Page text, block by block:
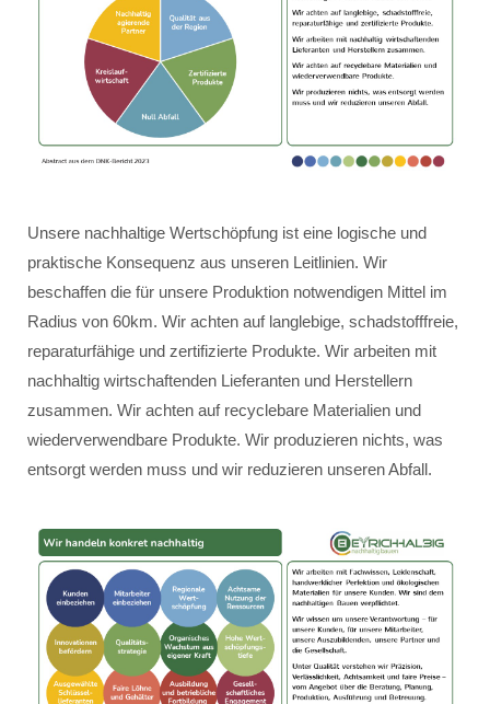
Unsere nachhaltige Wertschöpfung ist eine logische und
praktische Konsequenz aus unseren Leitlinien. Wir
beschaffen die für unsere Produktion notwendigen Mittel im
Radius von 60km. Wir achten auf langlebige, schadstofffreie,
reparaturfähige und zertifizierte Produkte. Wir arbeiten mit
nachhaltig wirtschaftenden Lieferanten und Herstellern
zusammen. Wir achten auf recyclebare Materialien und
wiederverwendbare Produkte. Wir produzieren nichts, was
entsorgt werden muss und wir reduzieren unseren Abfall.